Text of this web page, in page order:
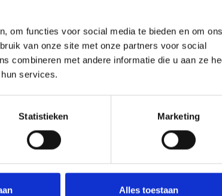
om functies voor social media te bieden en om ons
van onze site met onze partners voor social
combineren met andere informatie die u aan ze
services.
Statistieken Marketing
Alles toestaan
alu vuiltrechter tbv